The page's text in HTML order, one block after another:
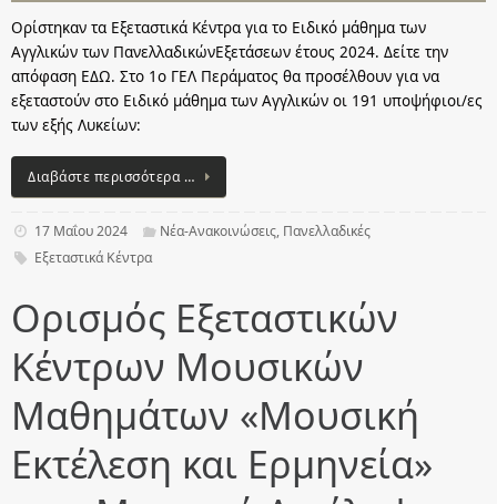
Ορίστηκαν τα Εξεταστικά Κέντρα για το Ειδικό μάθημα των
Αγγλικών των ΠανελλαδικώνΕξετάσεων έτους 2024. Δείτε την
απόφαση ΕΔΩ. Στο 1ο ΓΕΛ Περάματος θα προσέλθουν για να
εξεταστούν στο Ειδικό μάθημα των Αγγλικών οι 191 υποψήφιοι/ες
των εξής Λυκείων:
Διαβάστε περισσότερα …
17 Μαΐου 2024 Νέα-Ανακοινώσεις, Πανελλαδικές
Εξεταστικά Κέντρα
Ορισμός Εξεταστικών
Κέντρων Μουσικών
Μαθημάτων «Μουσική
Εκτέλεση και Ερμηνεία»